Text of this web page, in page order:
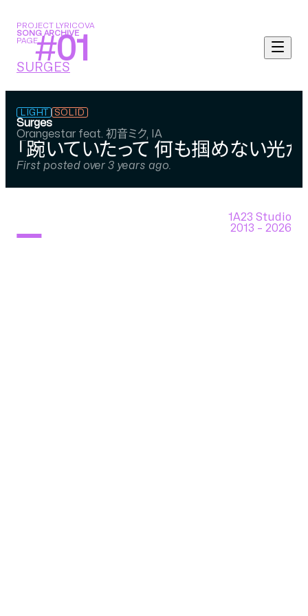
PROJECT LYRICOVA
SONG ARCHIVE
PAGE#01
SURGES
Surges
Orangestar feat. 初音ミク, IA
LIGHT SOLID
「踠いていたって 何も掴めない光
First posted over 3 years ago.
1A23 Studio
2013 – 2026